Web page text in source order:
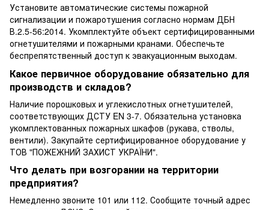
Установите автоматические системы пожарной
сигнализации и пожаротушения согласно нормам ДБН
В.2.5-56:2014. Укомплектуйте объект сертифицированными
огнетушителями и пожарными кранами. Обеспечьте
беспрепятственный доступ к эвакуационным выходам.
Какое первичное оборудование обязательно для
производств и складов?
Наличие порошковых и углекислотных огнетушителей,
соответствующих ДСТУ EN 3-7. Обязательна установка
укомплектованных пожарных шкафов (рукава, стволы,
вентили). Закупайте сертифицированное оборудование у
ТОВ "ПОЖЕЖНИЙ ЗАХИСТ УКРАЇНИ".
Что делать при возгорании на территории
предприятия?
Немедленно звоните 101 или 112. Сообщите точный адрес